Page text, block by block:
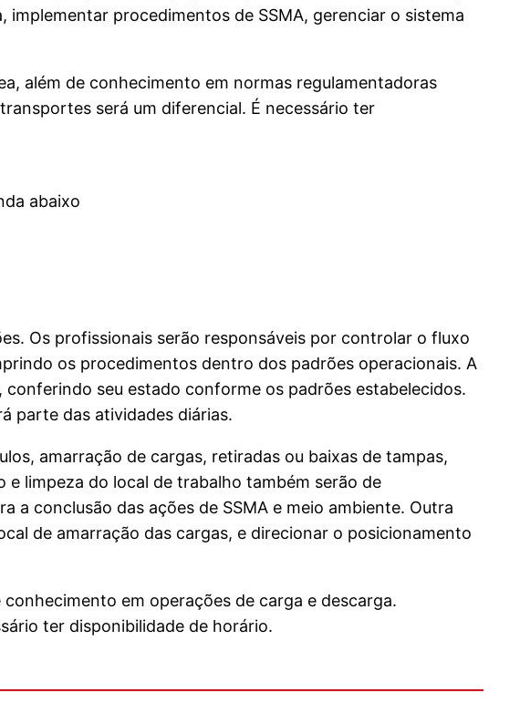
procedimentos de SSMA, gerenciar o sistema
além de conhecimento em normas regulamentadoras
será um diferencial. É necessário ter
abaixo
Os profissionais serão responsáveis por controlar o fluxo
os procedimentos dentro dos padrões operacionais. A
seu estado conforme os padrões estabelecidos.
parte das atividades diárias.
amarração de cargas, retiradas ou baixas de tampas,
limpeza do local de trabalho também serão de
a conclusão das ações de SSMA e meio ambiente. Outra
de amarração das cargas, e direcionar o posicionamento
em operações de carga e descarga.
ter disponibilidade de horário.